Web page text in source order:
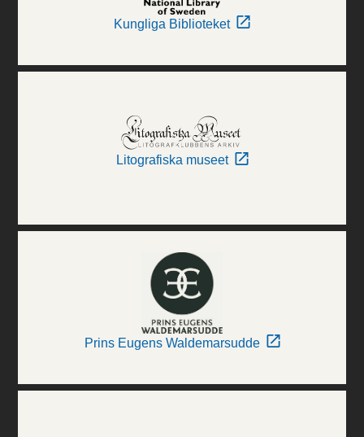
Kungliga Biblioteket
Litografiska museet
Prins Eugens Waldemarsudde